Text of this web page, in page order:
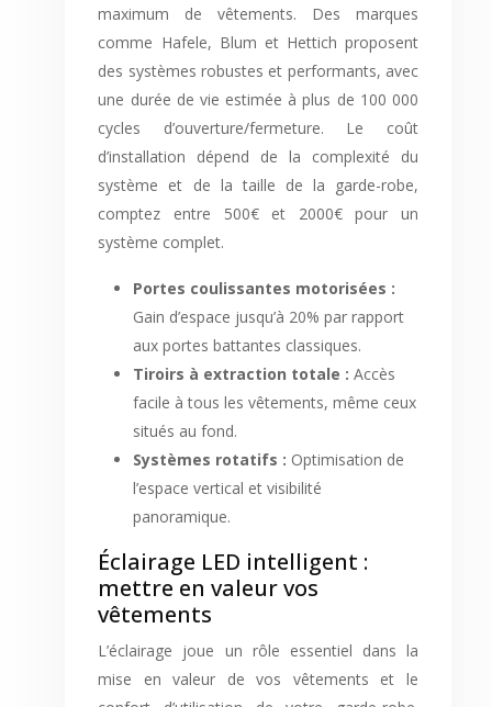
maximum de vêtements. Des marques
comme Hafele, Blum et Hettich proposent
des systèmes robustes et performants, avec
une durée de vie estimée à plus de 100 000
cycles d’ouverture/fermeture. Le coût
d’installation dépend de la complexité du
système et de la taille de la garde-robe,
comptez entre 500€ et 2000€ pour un
système complet.
Portes coulissantes motorisées :
Gain d’espace jusqu’à 20% par rapport
aux portes battantes classiques.
Tiroirs à extraction totale :Accès
facile à tous les vêtements, même ceux
situés au fond.
Systèmes rotatifs : Optimisation de
l’espace vertical et visibilité
panoramique.
Éclairage LED intelligent :
mettre en valeur vos
vêtements
L’éclairage joue un rôle essentiel dans la
mise en valeur de vos vêtements et le